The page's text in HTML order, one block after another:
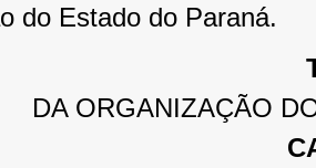
do Estado do Paraná.
DA ORGANIZAÇÃO